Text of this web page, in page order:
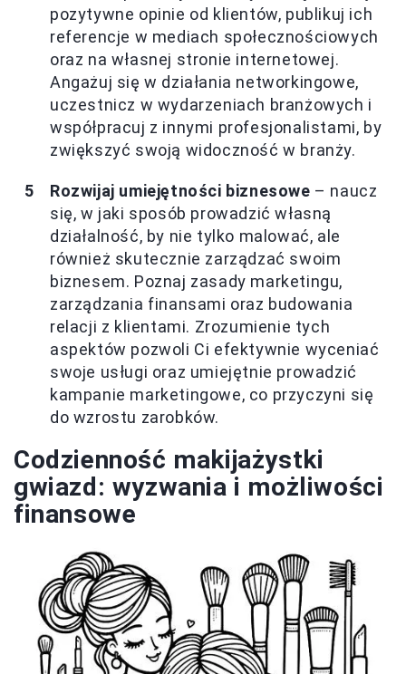
pozytywne opinie od klientów, publikuj ich
referencje w mediach społecznościowych
oraz na własnej stronie internetowej.
Angażuj się w działania networkingowe,
uczestnicz w wydarzeniach branżowych i
współpracuj z innymi profesjonalistami, by
zwiększyć swoją widoczność w branży.
Rozwijaj umiejętności biznesowe – naucz
się, w jaki sposób prowadzić własną
działalność, by nie tylko malować, ale
również skutecznie zarządzać swoim
biznesem. Poznaj zasady marketingu,
zarządzania finansami oraz budowania
relacji z klientami. Zrozumienie tych
aspektów pozwoli Ci efektywnie wyceniać
swoje usługi oraz umiejętnie prowadzić
kampanie marketingowe, co przyczyni się
do wzrostu zarobków.
Codzienność makijażystki
gwiazd: wyzwania i możliwości
finansowe